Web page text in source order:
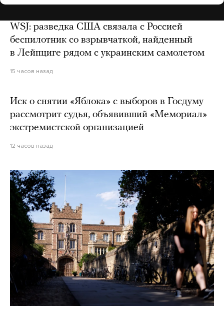
WSJ: разведка США связала с Россией
беспилотник со взрывчаткой, найденный
в Лейпциге рядом с украинским самолетом
15 часов назад
Иск о снятии «Яблока» с выборов в Госдуму
рассмотрит судья, объявивший «Мемориал»
экстремистской организацией
12 часов назад